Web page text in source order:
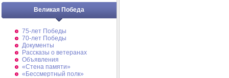
Великая Победа
75-лет Победы
70-лет Победы
Документы
Рассказы о ветеранах
Объявления
«Стена памяти»
«Бессмертный полк»